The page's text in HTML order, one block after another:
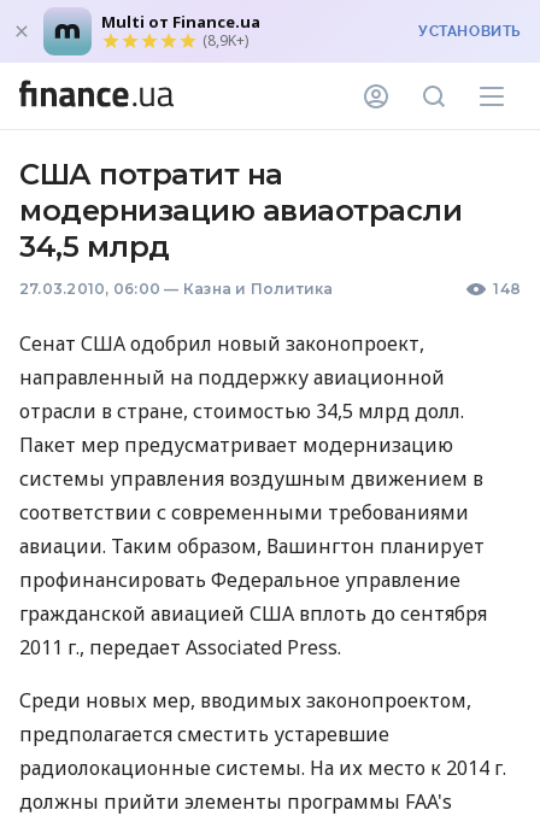
Multi от Finance.ua
(8,9K+) УСТАНОВИТЬ
США потратит на
модернизацию авиаотрасли
34,5 млрд
27.03.2010, 06:00 — Казна и Политика 148
Сенат США одобрил новый законопроект,
направленный на поддержку авиационной
отрасли в стране, стоимостью 34,5 млрд долл.
Пакет мер предусматривает модернизацию
системы управления воздушным движением в
соответствии с современными требованиями
авиации. Таким образом, Вашингтон планирует
профинансировать Федеральное управление
гражданской авиацией США вплоть до сентября
2011 г., передает Associated Press.
Среди новых мер, вводимых законопроектом,
предполагается сместить устаревшие
радиолокационные системы. На их место к 2014 г.
должны прийти элементы программы FAA's